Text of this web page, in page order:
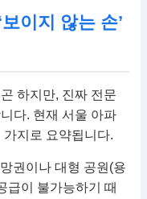
이지 않는 손’
하지만, 진짜 전문
다. 현재 서울 아파
가지로 요약됩니다.
권이나 대형 공원(용
급이 불가능하기 때